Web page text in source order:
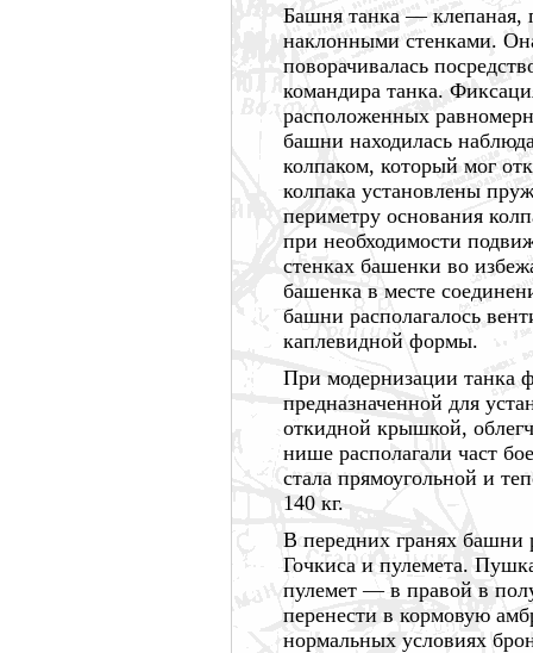
Башня танка —клепаная,
наклонными стенками.
поворачивалась
командира танка.
расположенных
башни находилась
колпаком, который мог
колпака установлены
периметру основания
при необходимости
стенках башенки во
башенка в месте
башни располагалось
каплевидной формы.
При модернизации танка
предназначенной для
откидной крышкой,
нише располагали част
стала прямоугольной и
140 кг.
В передних гранях башни
Гочкиса и пулемета.
пулемет —в правой в
перенести в кормовую
нормальных условиях